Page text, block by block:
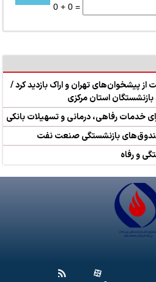
0 + 0 =
پیشخوان‌های تهران و اراک بازدید کرد /
استان مرکزی
خدمات رفاهی، درمانی و تسهیلات بانکی
بازنشستگی صنعت نفت
و رفاه